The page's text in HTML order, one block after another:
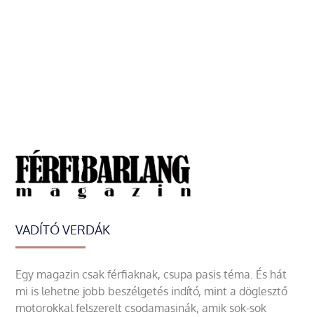
VADÍTÓ VERDÁK
Egy magazin csak férfiaknak, csupa pasis téma. És hát
mi is lehetne jobb beszélgetés indító, mint a döglesztő
motorokkal felszerelt csodamasinák, amik sok-sok